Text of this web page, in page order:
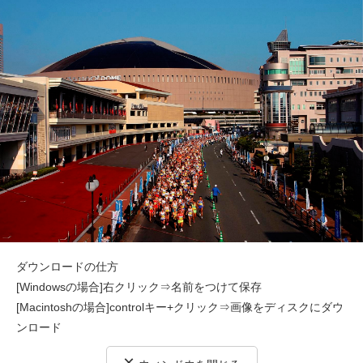
ダウンロードの仕方
[Windowsの場合]右クリック⇒名前をつけて保存
[Macintoshの場合]controlキー+クリック⇒画像をディスクにダウ
ンロード